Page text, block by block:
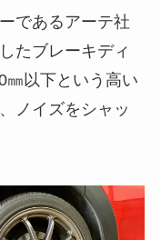
であるアーテ社
たブレーキディ
㎜以下という高い
ノイズをシャッ